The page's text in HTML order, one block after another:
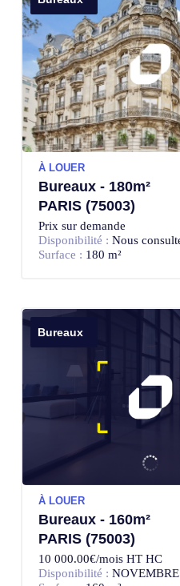
À LOUER
Bureaux - 180m²
PARIS (75003)
Prix sur demande
Disponibilité : Nous
Surface : 180 m²
Bureaux
À LOUER
Bureaux - 160m²
PARIS (75003)
10 000.00€/mois HT HC
Disponibilité :